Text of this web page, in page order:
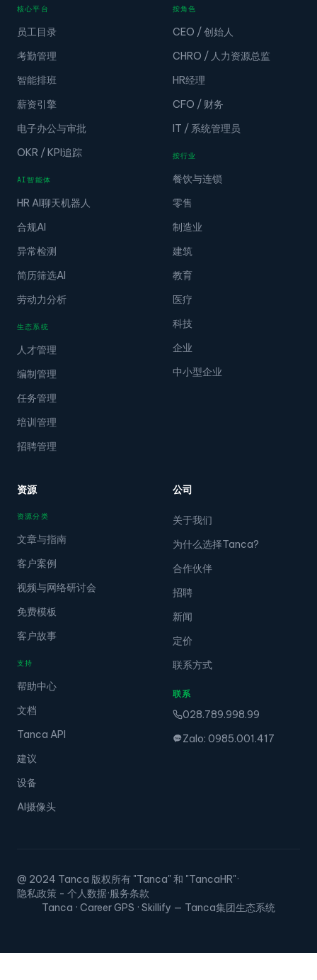
员工目录
考勤管理
智能排班
薪资引擎
电子办公与审批
OKR / KPI追踪
HR AI聊天机器人
合规AI
异常检测
简历筛选AI
劳动力分析
人才管理
编制管理
任务管理
培训管理
招聘管理
CEO / 创始人
CHRO / 人力资源总监
HR经理
CFO / 财务
IT / 系统管理员
餐饮与连锁
零售
制造业
建筑
教育
医疗
科技
企业
中小型企业
资源
文章与指南
客户案例
视频与网络研讨会
免费模板
客户故事
帮助中心
文档
建议
设备
AI摄像头
公司
关于我们
为什么选择Tanca?
合作伙伴
招聘
新闻
定价
联系方式
联系
@ 2024 Tanca 版权所有 "Tanca" 和 "TancaHR"
隐私政策 - 个人数据 服务条款
Tanca · Career GPS · Skillify — Tanca集团生态系统